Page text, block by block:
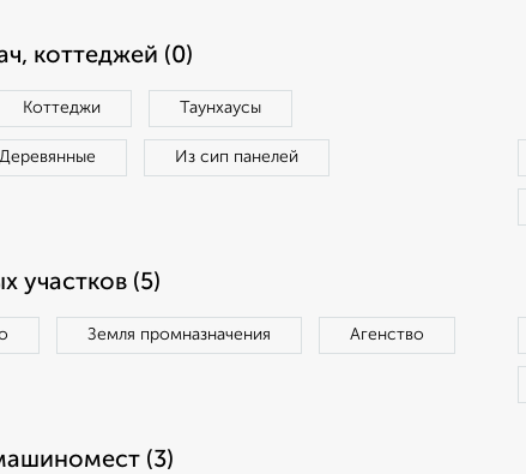
коттеджей (0)
Коттеджи Таунхаусы
Деревянные Из сип панелей
участков (5)
Земля промназначения Агенство
(3)